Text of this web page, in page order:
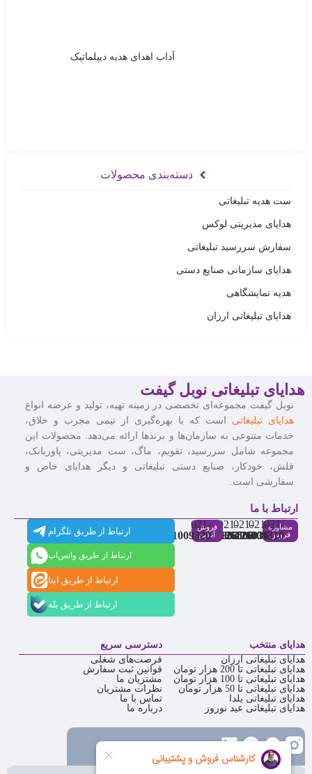
آداب اهدای هدیه دیپلماتیک
دسته‌بندی محصولات
ست هدیه تبلیغاتی
هدایای مدیریتی لوکس
سفارش سررسید تبلیغاتی
هدایای سازمانی صنایع دستی
هدیه نمایشگاهی
هدایای تبلیغاتی ارزان
هدایای تبلیغاتی نوبل گیفت
نوبل گیفت مجموعه‌ای تخصصی در زمینه تهیه، تولید و عرضه انواع
هدایای تبلیغاتی است که با بهره‌گیری از تیمی مجرب و خلاق،
خدمات متنوعی به سازمان‌ها و برندها ارائه می‌دهد. محصولات این
مجموعه شامل سررسید، تقویم، ماگ، ست مدیریتی، پاوربانک،
فلش، خودکار، صنایع دستی تبلیغاتی و دیگر هدایای خاص و
سفارشی است.
ارتباط با ما
مشاوره
فروش
021-
91009310
021-
86126036
021-
86126506
021-
88537803
فروش
آنلاین
021-
91009320
ارتباط از طریق تلگرام
ارتباط از طریق واتس‌اپ
ارتباط از طریق ایتا
ارتباط از طریق بله
هدایای منتخب
هدایای تبلیغاتی ارزان
هدایای تبلیغاتی تا 200 هزار تومان
هدایای تبلیغاتی تا 100 هزار تومان
هدایای تبلیغاتی تا 50 هزار تومان
هدایای تبلیغاتی یلدا
هدایای تبلیغاتی عید نوروز
دسترسی سریع
فرصت‌های شغلی
قوانین ثبت سفارش
مشتریان ما
نظرات مشتریان
تماس با ما
درباره ما